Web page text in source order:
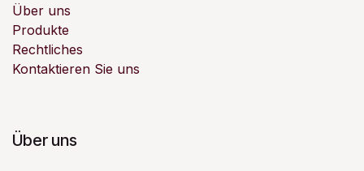
Über uns
Produkte
Rechtliches
Kontaktieren Sie uns
Über uns